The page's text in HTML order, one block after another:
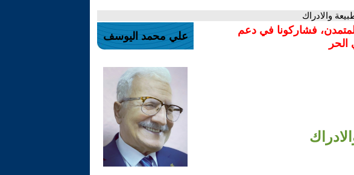
والادراك
فشاركونا في دعم
الحر
علي محمد اليوسف